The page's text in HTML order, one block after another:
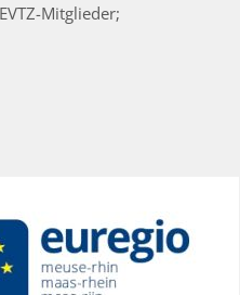
Mitglieder;